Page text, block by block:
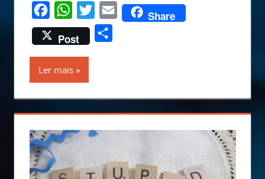
FacebookWhatsApp
TwitterEmail Share
Post
Ler mais